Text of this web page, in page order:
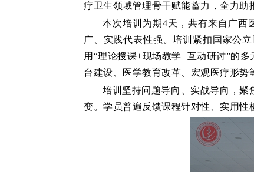
疗卫生领域管理骨干赋能蓄力，全力助
本次培训为期4天，共有来自广西
广、实践代表性强。培训紧扣国家公
用“理论授课+现场教学+互动研讨”的
台建设、医学教育改革、宏观医疗形
培训坚持问题导向、实战导向，
变。学员普遍反馈课程针对性、实用性